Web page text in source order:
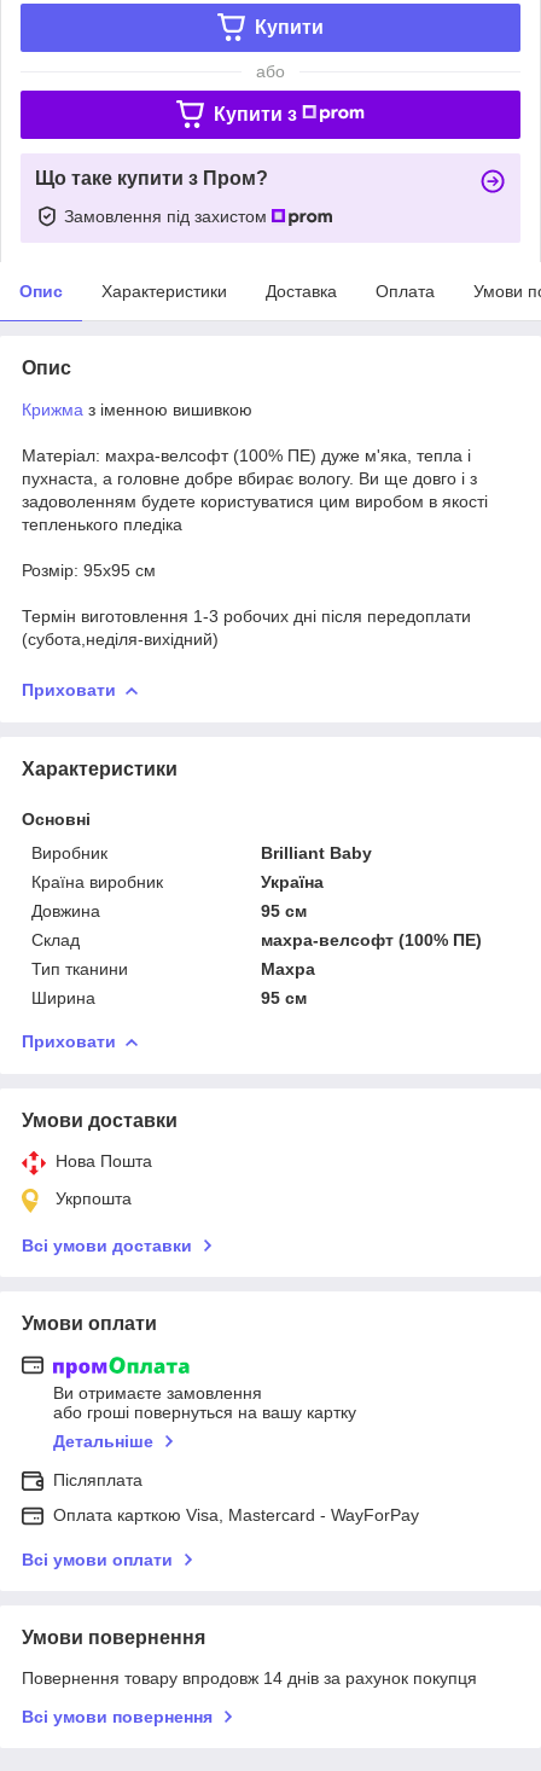
Купити
або
Купити з
Що таке купити з Пром?
Замовлення під захистом
Опис Характеристики Доставка Оплата Умови
Опис
Крижма з іменною вишивкою
Матеріал: махра-велсофт (100% ПЕ) дуже м'яка, тепла і
пухнаста, а головне добре вбирає вологу. Ви ще довго і з
задоволенням будете користуватися цим виробом в якості
тепленького пледіка
Розмір: 95х95 см
Термін виготовлення 1-3 робочих дні після передоплати
(субота,неділя-вихідний)
Приховати
Характеристики
Основні
Виробник
Brilliant Baby
Країна виробник
Україна
Довжина
95 см
Склад
махра-велсофт (100% ПЕ)
Тип тканини
Махра
Ширина
95 см
Приховати
Умови доставки
Нова Пошта
Укрпошта
Всі умови доставки
Умови оплати
Ви отримаєте замовлення
або гроші повернуться на вашу картку
Детальніше
Післяплата
Оплата карткою Visa, Mastercard - WayForPay
Всі умови оплати
Умови повернення
Повернення товару впродовж 14 днів за рахунок покупця
Всі умови повернення